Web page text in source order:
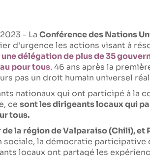
- La Conférence des Nations
d'urgence les actions visant à
une délégation de plus de 35
pour tous. 46 ans après la
pas un droit humain universel
nationaux qui ont participé à la
ce sont les dirigeants locaux qui
tous.
la région de Valparaiso (Chili),
la démocratie participative
locaux ont partagé les